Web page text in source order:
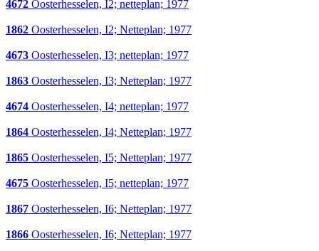
4672 Oosterhesselen, I2; netteplan; 1977
1862 Oosterhesselen, I2; Netteplan; 1977
4673 Oosterhesselen, I3; netteplan; 1977
1863 Oosterhesselen, I3; Netteplan; 1977
4674 Oosterhesselen, I4; netteplan; 1977
1864 Oosterhesselen, I4; Netteplan; 1977
1865 Oosterhesselen, I5; Netteplan; 1977
4675 Oosterhesselen, I5; netteplan; 1977
1867 Oosterhesselen, I6; Netteplan; 1977
1866 Oosterhesselen, I6; Netteplan; 1977